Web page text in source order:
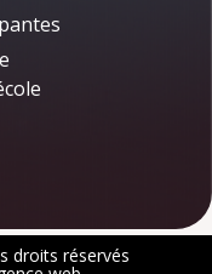
droits réservés